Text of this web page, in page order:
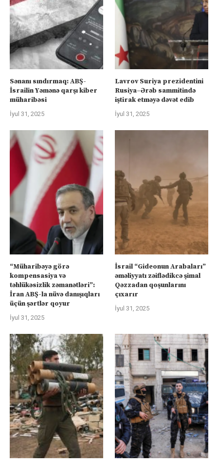
Sənanı sındırmaq: ABŞ-
İsrailin Yəmənə qarşı kiber
müharibəsi
İyul 31, 2025
Lavrov Suriya prezidentini
Rusiya–Ərəb sammitində
iştirak etməyə dəvət edib
İyul 31, 2025
“Müharibəyə görə
kompensasiya və
təhlükəsizlik zəmanətləri”:
İran ABŞ-la nüvə danışıqları
üçün şərtlər qoyur
İyul 31, 2025
İsrail “Gideonun Arabaları”
əməliyyatı zəiflədikcə şimal
Qəzzadan qoşunlarını
çıxarır
İyul 31, 2025